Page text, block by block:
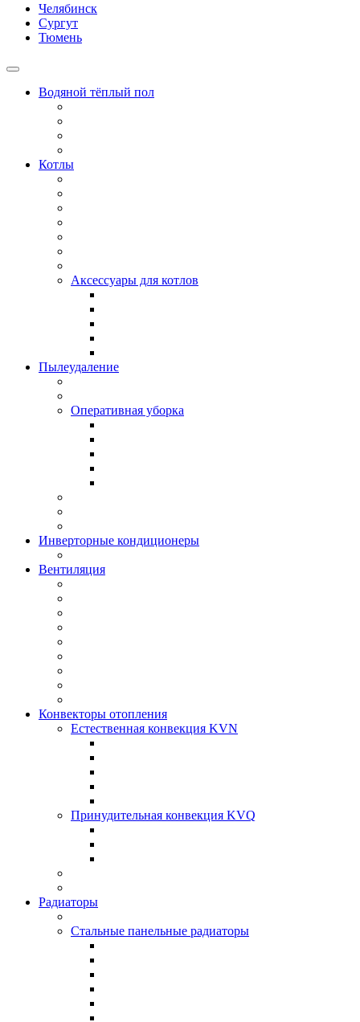
Челябинск
Сургут
Тюмень
Водяной тёплый пол
Котлы
Аксессуары для котлов
Пылеудаление
Оперативная уборка
Инверторные кондиционеры
Вентиляция
Конвекторы отопления
Естественная конвекция KVN
Принудительная конвекция KVQ
Радиаторы
Стальные панельные радиаторы